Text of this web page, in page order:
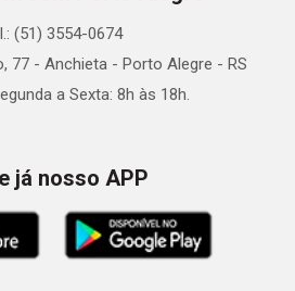
(51) 3554-0674
77 - Anchieta - Porto Alegre - RS
a Sexta: 8h às 18h.
já nosso APP